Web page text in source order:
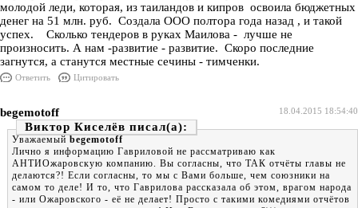
молодой леди, которая, из таиландов и кипров освоила бюджетных
денег на 51 млн. руб. Создала ООО полтора года назад , и такой
успех. Сколько тендеров в руках Маилова - лучше не
произносить. А нам -развитие - развитие. Скоро последние
загнутся, а станутся местные сечины - тимченки.
Ответить Цитировать
18.04.2015 18:54:40
begemotoff
Виктор Киселёв
Уважаемый begemotoff
Лично я информацию Гавриловой не рассматриваю как
АНТИОжаровскую компанию. Вы согласны, что ТАК отчёты главы не
делаются?! Если согласны, то мы с Вами больше, чем союзники на
самом то деле! И то, что Гаврилова рассказала об этом, врагом народа
- или Ожаровского - её не делает! Просто с такими комедиями отчётов